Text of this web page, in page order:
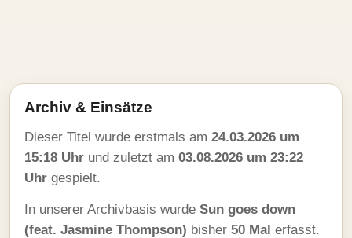
Archiv & Einsätze
Dieser Titel wurde erstmals am 24.03.2026 um
15:18 Uhr und zuletzt am 03.08.2026 um 23:22
Uhr gespielt.
In unserer Archivbasis wurde Sun goes down
(feat. Jasmine Thompson) bisher 50 Mal erfasst.